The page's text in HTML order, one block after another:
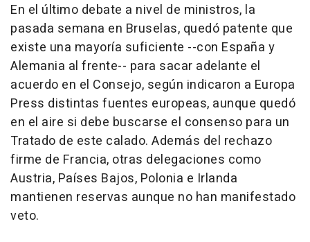
En el último debate a nivel de ministros, la
pasada semana en Bruselas, quedó patente que
existe una mayoría suficiente --con España y
Alemania al frente-- para sacar adelante el
acuerdo en el Consejo, según indicaron a Europa
Press distintas fuentes europeas, aunque quedó
en el aire si debe buscarse el consenso para un
Tratado de este calado. Además del rechazo
firme de Francia, otras delegaciones como
Austria, Países Bajos, Polonia e Irlanda
mantienen reservas aunque no han manifestado
veto.